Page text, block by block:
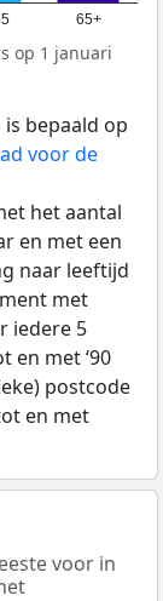
65+
op 1 januari
bepaald op
voor de
het aantal
en met een
naar leeftijd
met
iedere 5
en met ‘90
postcode
en met
voor in